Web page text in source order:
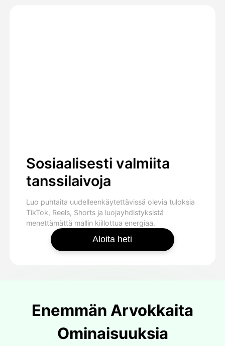
Sosiaalisesti valmiita
tanssilaivoja
Luo puhtaita uudelleenkäytettävissä olevia tuloksia
TikTok, Reels, Shorts ja luojayhdistyksistä
menettämättä mallin kiillottua energiaa.
Aloita heti
Enemmän Arvokkaita
Ominaisuuksia